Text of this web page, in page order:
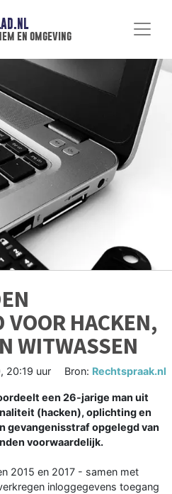
en omgeving
VOOR HACKEN,
WITWASSEN
20:19 uur Bron: Rechtspraak.nl
een 26-jarige man uit
(hacken), oplichting en
gevangenisstraf opgelegd van
voorwaardelijk.
2015 en 2017 - samen met
inloggegevens toegang